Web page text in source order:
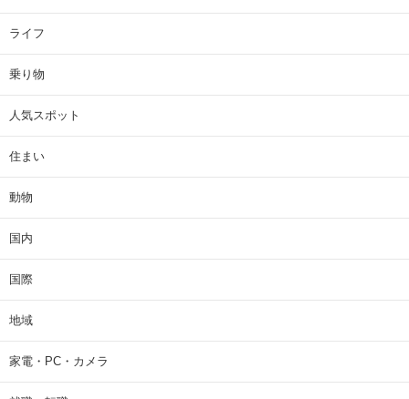
ライフ
乗り物
人気スポット
住まい
動物
国内
国際
地域
家電・PC・カメラ